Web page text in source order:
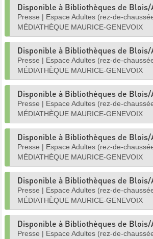
Disponible à Bibliothèques de
Presse | Espace Adultes (rez-de-
MÉDIATHÈQUE MAURICE-GENEVOIX
Disponible à Bibliothèques de
Presse | Espace Adultes (rez-de-
MÉDIATHÈQUE MAURICE-GENEVOIX
Disponible à Bibliothèques de
Presse | Espace Adultes (rez-de-
MÉDIATHÈQUE MAURICE-GENEVOIX
Disponible à Bibliothèques de
Presse | Espace Adultes (rez-de-
MÉDIATHÈQUE MAURICE-GENEVOIX
Disponible à Bibliothèques de
Presse | Espace Adultes (rez-de-
MÉDIATHÈQUE MAURICE-GENEVOIX
Disponible à Bibliothèques de
Presse | Espace Adultes (rez-de-